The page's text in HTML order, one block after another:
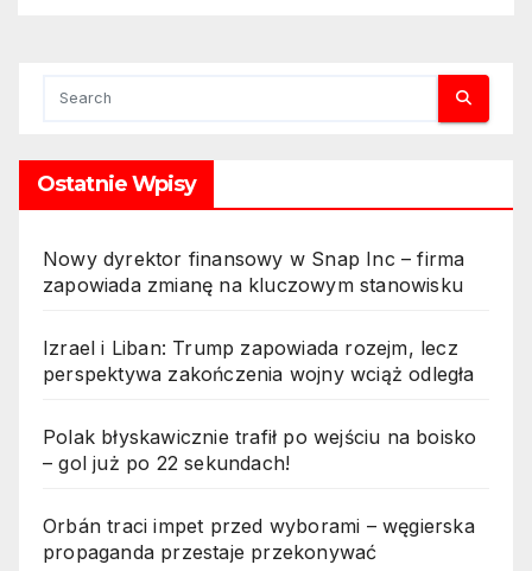
Ostatnie Wpisy
Nowy dyrektor finansowy w Snap Inc – firma
zapowiada zmianę na kluczowym stanowisku
Izrael i Liban: Trump zapowiada rozejm, lecz
perspektywa zakończenia wojny wciąż odległa
Polak błyskawicznie trafił po wejściu na boisko
– gol już po 22 sekundach!
Orbán traci impet przed wyborami – węgierska
propaganda przestaje przekonywać